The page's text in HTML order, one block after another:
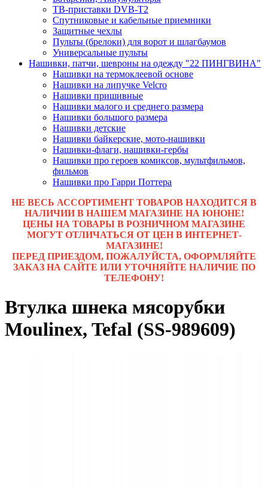
ТВ-приставки DVB-T2
Спутниковые и кабельные приемники
Защитные чехлы
Пульты (брелоки) для ворот и шлагбаумов
Универсальные пульты
Нашивки, патчи, шевроны на одежду "22 ПИНГВИНА"
Нашивки на термоклеевой основе
Нашивки на липучке Velcro
Нашивки пришивные
Нашивки малого и среднего размера
Нашивки большого размера
Нашивки детские
Нашивки байкерские, мото-нашивки
Нашивки-флаги, нашивки-гербы
Нашивки про героев комиксов, мультфильмов,
фильмов
Нашивки про Гарри Поттера
НЕ ВЕСЬ АССОРТИМЕНТ ТОВАРОВ НАХОДИТСЯ В
НАЛИЧИИ В НАШЕМ МАГАЗИНЕ НА ЮНОНЕ!
ЦЕНЫ НА ТОВАРЫ В РОЗНИЧНОМ МАГАЗИНЕ
МОГУТ ОТЛИЧАТЬСЯ ОТ ЦЕН В ИНТЕРНЕТ-
МАГАЗИНЕ!
ПЕРЕД ПРИЕЗДОМ, ПОЖАЛУЙСТА, ОФОРМЛЯЙТЕ
ЗАКАЗ НА САЙТЕ ИЛИ УТОЧНЯЙТЕ НАЛИЧИЕ ПО
ТЕЛЕФОНУ!
Втулка шнека мясорубки
Moulinex, Tefal (SS-989609)